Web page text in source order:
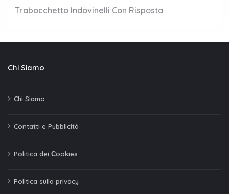
Trabocchetto Indovinelli Con Risposta
Chi Siamo
Chi Siamo
Contatti e Pubblicità
Politica dei Сookies
Politica sulla privacy